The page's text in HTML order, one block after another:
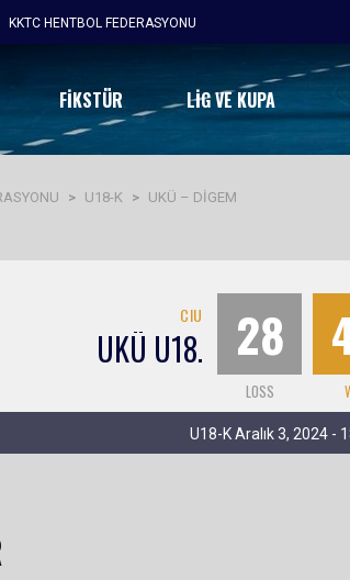
KKTC HENTBOL FEDERASYONU
FİKSTÜR LIG VE KUPA
> U18-K > UKÜ – DİGEM
CIU
UKÜ U18. 28
LOSS
U18-K Aralık 3, 2024 -